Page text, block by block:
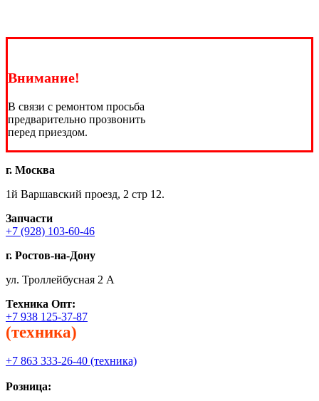
Внимание!
В связи с ремонтом просьба
предварительно прозвонить
перед приездом.
г. Москва
1й Варшавский проезд, 2 стр 12.
Запчасти
+7 (928) 103-60-46
г. Ростов-на-Дону
ул. Троллейбусная 2 А
Техника Опт:
+7 938 125-37-87
(техника)
+7 863 333-26-40 (техника)
Розница: